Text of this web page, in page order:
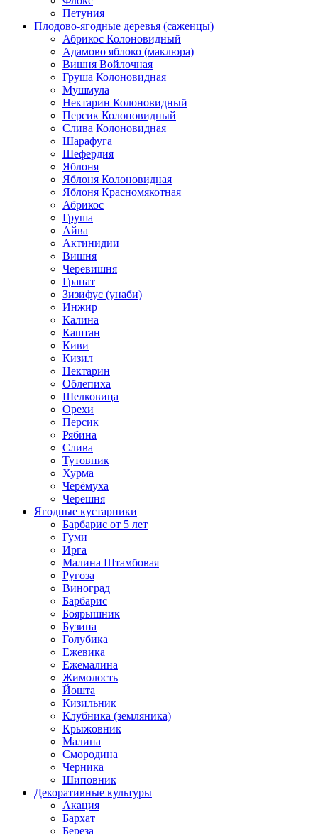
Петуния
Плодово-ягодные деревья (саженцы)
Абрикос Колоновидный
Адамово яблоко (маклюра)
Вишня Войлочная
Груша Колоновидная
Мушмула
Нектарин Колоновидный
Персик Колоновидный
Слива Колоновидная
Шарафуга
Шефердия
Яблоня
Яблоня Колоновидная
Яблоня Красномякотная
Абрикос
Груша
Айва
Актинидии
Вишня
Черевишня
Гранат
Зизифус (унаби)
Инжир
Калина
Каштан
Киви
Кизил
Нектарин
Облепиха
Шелковица
Орехи
Персик
Рябина
Слива
Тутовник
Хурма
Черёмуха
Черешня
Ягодные кустарники
Барбарис от 5 лет
Гуми
Ирга
Малина Штамбовая
Ругоза
Виноград
Барбарис
Боярышник
Бузина
Голубика
Ежевика
Ежемалина
Жимолость
Йошта
Кизильник
Клубника (земляника)
Крыжовник
Малина
Смородина
Черника
Шиповник
Декоративные культуры
Акация
Бархат
Береза